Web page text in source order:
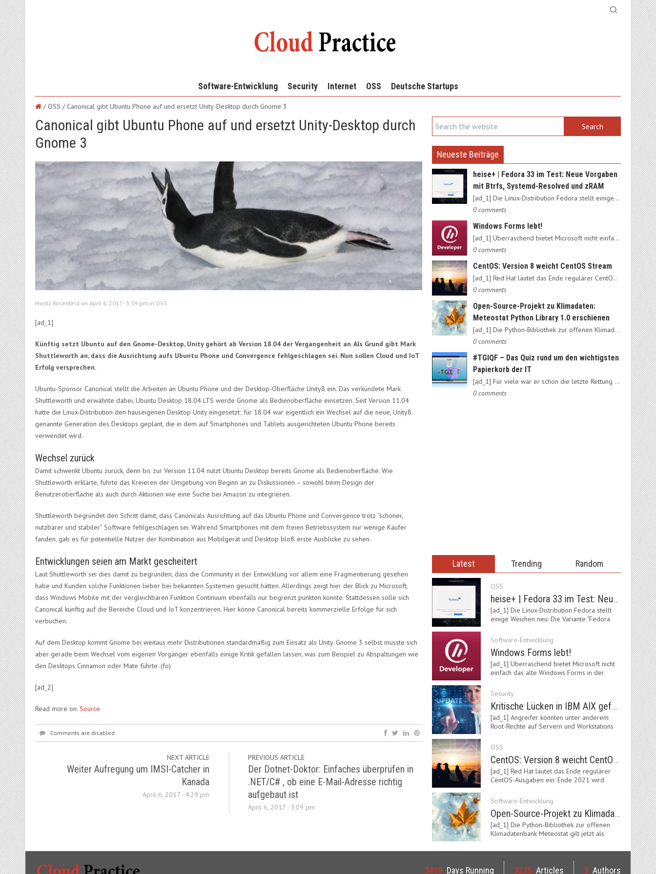
Software-Entwicklung Security Internet OSS Deutsche Startups
/ OSS / Canonical gibt Ubuntu Phone auf und ersetzt Unity-Desktop durch Gnome 3
Canonical gibt Ubuntu Phone auf und ersetzt Unity-Desktop durch
Gnome 3
Moritz Rosenfeld on April 6, 2017 - 3:39 pm in OSS
[ad_1]
Künftig setzt Ubuntu auf den Gnome-Desktop, Unity gehört ab Version 18.04 der Vergangenheit an. Als Grund gibt Mark
Shuttleworth an, dass die Ausrichtung aufs Ubuntu Phone und Convergence fehlgeschlagen sei. Nun sollen Cloud und IoT
Erfolg versprechen.
Ubuntu-Sponsor Canonical stellt die Arbeiten an Ubuntu Phone und der Desktop-Oberfläche Unity8 ein. Das verkündete Mark
Shuttleworth und erwähnte dabei, Ubuntu Desktop 18.04 LTS werde Gnome als Bedienoberfläche einsetzen. Seit Version 11.04
hatte die Linux-Distribution den hauseigenen Desktop Unity eingesetzt; für 18.04 war eigentlich ein Wechsel auf die neue, Unity8
genannte Generation des Desktops geplant, die in dem auf Smartphones und Tablets ausgerichteten Ubuntu Phone bereits
verwendet wird.
Wechsel zurück
Damit schwenkt Ubuntu zurück, denn bis zur Version 11.04 nutzt Ubuntu Desktop bereits Gnome als Bedienoberfläche. Wie
Shuttleworth erklärte, führte das Kreieren der Umgebung von Beginn an zu Diskussionen – sowohl beim Design der
Benutzeroberfläche als auch durch Aktionen wie eine Suche bei Amazon zu integrieren.
Shuttleworth begründet den Schritt damit, dass Canonicals Ausrichtung auf das Ubuntu Phone und Convergence trotz “schöner,
nutzbarer und stabiler” Software fehlgeschlagen sei. Während Smartphones mit dem freien Betriebssystem nur wenige Käufer
fanden, gab es für potentielle Nutzer der Kombination aus Mobilgerät und Desktop bloß erste Ausblicke zu sehen.
Entwicklungen seien am Markt gescheitert
Laut Shuttleworth sei dies damit zu begründen, dass die Community in der Entwicklung vor allem eine Fragmentierung gesehen
habe und Kunden solche Funktionen lieber bei bekannten Systemen gesucht hätten. Allerdings zeigt hier der Blick zu Microsoft,
dass Windows Mobile mit der vergleichbaren Funktion Continuum ebenfalls nur begrenzt punkten konnte. Stattdessen solle sich
Canonical künftig auf die Bereiche Cloud und IoT konzentrieren. Hier könne Canonical bereits kommerzielle Erfolge für sich
verbuchen.
Auf dem Desktop kommt Gnome bei weitaus mehr Distributionen standardmäßig zum Einsatz als Unity. Gnome 3 selbst musste sich
aber gerade beim Wechsel vom eigenen Vorgänger ebenfalls einige Kritik gefallen lassen, was zum Beispiel zu Abspaltungen wie
den Desktops Cinnamon oder Mate führte. (fo)
[ad_2]
Read more on: Source
Comments are disabled
NEXT ARTICLE
Weiter Aufregung um IMSI-Catcher in
Kanada
April 6, 2017 - 4:29 pm
PREVIOUS ARTICLE
Der Dotnet-Doktor: Einfaches überprüfen in
.NET/C# , ob eine E-Mail-Adresse richtig
aufgebaut ist
April 6, 2017 - 3:09 pm
Neueste Beiträge
heise+ | Fedora 33 im Test: Neue Vorgaben
mit Btrfs, Systemd-Resolved und zRAM
[ad_1] Die Linux-Distribution Fedora stellt einige Weichen neu:…
0 comments
Windows Forms lebt!
[ad_1] Überraschend bietet Microsoft nicht einfach das alte…
0 comments
CentOS: Version 8 weicht CentOS Stream
[ad_1] Red Hat läutet das Ende regulärer CentOS-Ausgaben ein:…
0 comments
Open-Source-Projekt zu Klimadaten:
Meteostat Python Library 1.0 erschienen
[ad_1] Die Python-Bibliothek zur offenen Klimadatenbank Meteostat…
0 comments
#TGIQF – Das Quiz rund um den wichtigsten
Papierkorb der IT
[ad_1] Für viele war er schon die letzte Rettung vorm Daten-Nirvana:…
0 comments
Latest Trending Random
OSS
heise+ | Fedora 33 im Test: Neue Vorgaben mit Btrfs, Systemd-Resolved und zRAM
[ad_1] Die Linux-Distribution Fedora stellt
einige Weichen neu: Die Variante "Fedora
Software-Entwicklung
Windows Forms lebt!
[ad_1] Überraschend bietet Microsoft nicht
einfach das alte Windows Forms in der
Security
Kritische Lücken in IBM AIX gefährden Server
[ad_1] Angreifer könnten unter anderem
Root-Rechte auf Servern und Workstations
OSS
CentOS: Version 8 weicht CentOS Stream
[ad_1] Red Hat läutet das Ende regulärer
CentOS-Ausgaben ein: Ende 2021 wird
Software-Entwicklung
Open-Source-Projekt zu Klimadaten: Meteostat Python Library 1.0 erschienen
[ad_1] Die Python-Bibliothek zur offenen
Klimadatenbank Meteostat gilt jetzt als
3419 Days Running 3275 Articles 3 Authors